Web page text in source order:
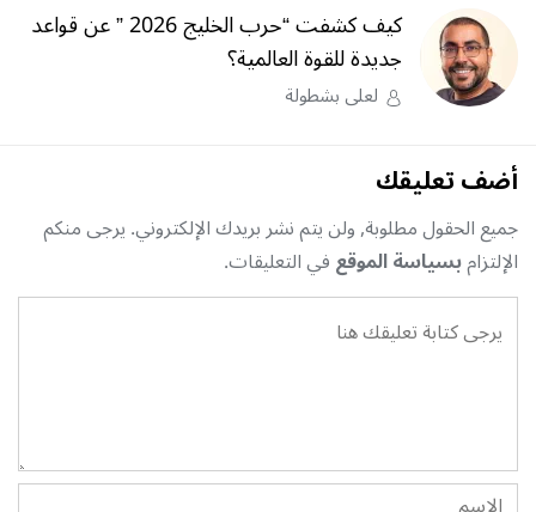
كيف كشفت “حرب الخليج 2026 ” عن قواعد
جديدة للقوة العالمية؟
لعلى بشطولة
أضف تعليقك
جميع الحقول مطلوبة, ولن يتم نشر بريدك الإلكتروني. يرجى منكم
الإلتزامبسياسة الموقعفي التعليقات.